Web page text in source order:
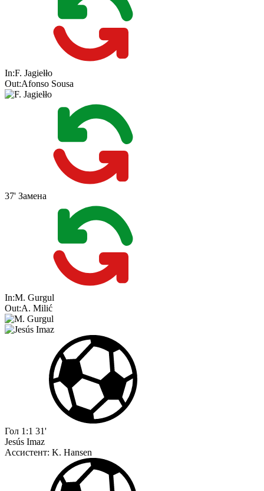
In:F. Jagiełło
Out:Afonso Sousa
37' Замена
In:M. Gurgul
Out:A. Milić
Гол 1:1 31'
Jesús Imaz
Ассистент: K. Hansen